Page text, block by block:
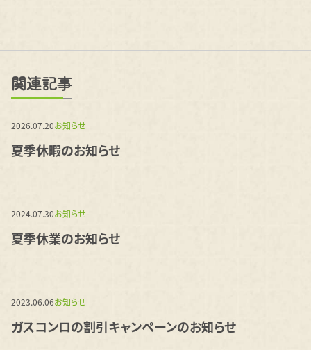
関連記事
2026.07.20お知らせ
夏季休暇のお知らせ
2024.07.30お知らせ
夏季休業のお知らせ
2023.06.06お知らせ
ガスコンロの割引キャンペーンのお知らせ